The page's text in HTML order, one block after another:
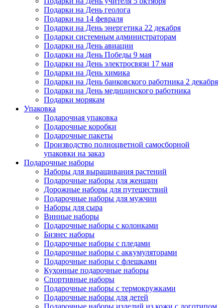
Подарки на День геолога
Подарки на 14 февраля
Подарки на День энергетика 22 декабря
Подарки системным администраторам
Подарки на День авиации
Подарки на День Победы 9 мая
Подарки на День электросвязи 17 мая
Подарки на День химика
Подарки на День банковского работника 2 декабря
Подарки на День медицинского работника
Подарки морякам
Упаковка
Подарочная упаковка
Подарочные коробки
Подарочные пакеты
Производство полноцветной самосборной
упаковки на заказ
Подарочные наборы
Наборы для выращивания растений
Подарочные наборы для женщин
Дорожные наборы для путешествий
Подарочные наборы для мужчин
Наборы для сыра
Винные наборы
Подарочные наборы с колонками
Бизнес наборы
Подарочные наборы с пледами
Подарочные наборы с аккумуляторами
Подарочные наборы с флешками
Кухонные подарочные наборы
Спортивные наборы
Подарочные наборы с термокружками
Подарочные наборы для детей
Подарочные наборы изделий из кожи с логотипом